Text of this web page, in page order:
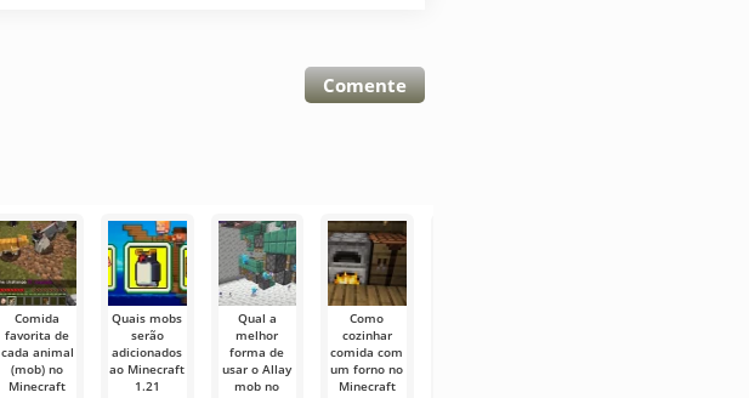
Comente
Comida
favorita de
cada animal
(mob) no
Minecraft
Quais mobs
serão
adicionados
ao Minecraft
1.21
Qual a
melhor
forma de
usar o Allay
mob no
Como
cozinhar
comida com
um forno no
Minecraft